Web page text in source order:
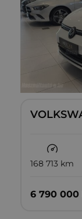
168 713 km
6‏‏‎ ‎790‏‏‎ ‎000